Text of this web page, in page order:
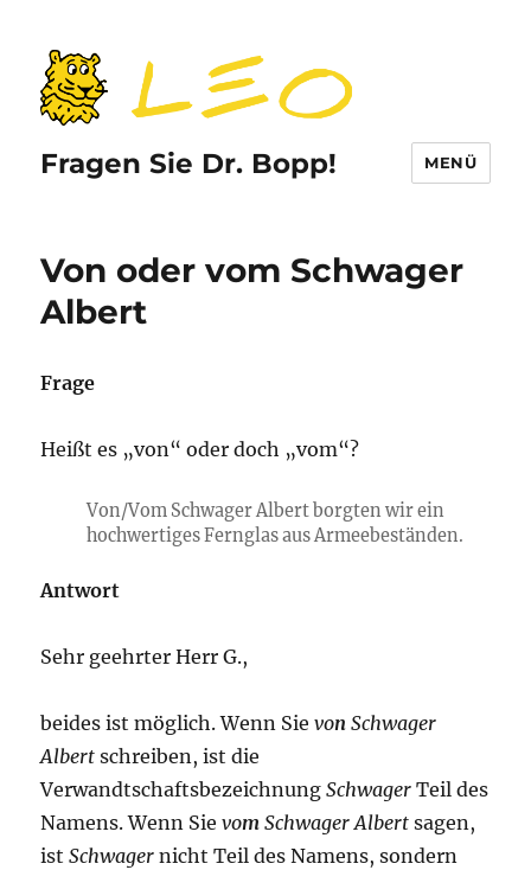
Fragen Sie Dr. Bopp! MENÜ
Von oder vom Schwager
Albert
Frage
Heißt es „von“ oder doch „vom“?
Von/Vom Schwager Albert borgten wir ein
hochwertiges Fernglas aus Armeebeständen.
Antwort
Sehr geehrter Herr G.,
beides ist möglich. Wenn Sievon Schwager
Albert schreiben, ist die
VerwandtschaftsbezeichnungSchwager Teil des
Namens. Wenn Sievom Schwager Albert sagen,
istSchwager nicht Teil des Namens, sondern